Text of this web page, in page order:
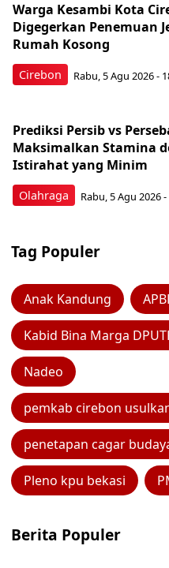
Cirebon
Warga Kesambi Kota
Digegerkan Penemuan
Rumah Kosong
Rabu, 5 Agu 2026 -
Olahraga
Prediksi Persib vs
Maksimalkan Stamina
Istirahat yang Minim
Rabu, 5 Agu 2026 -
Tag Populer
Anak Kandung
Kabid Bina Marga
Nadeo
pemkab cirebon
penetapan cagar
Pleno kpu bekasi
Berita Populer